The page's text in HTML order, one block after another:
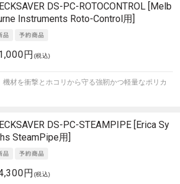
DS-PC-ROTOCONTROL [Melb
Instruments Roto-Control用]
円 (税込)
機材を衝撃とホコリから守る強靭かつ軽量なポリカ
DS-PC-STEAMPIPE [Erica Sy
SteamPipe用]
円 (税込)